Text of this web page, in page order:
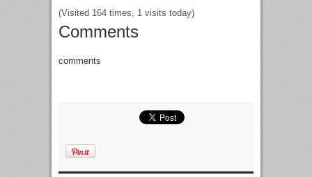
(Visited 164 times, 1 visits today)
Comments
comments